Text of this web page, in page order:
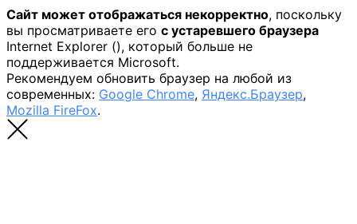
Сайт может отображаться некорректно, поскольку
вы просматриваете его с устаревшего браузера
Internet Explorer (), который больше не
поддерживается Microsoft.
Рекомендуем обновить браузер на любой из
современных: Google Chrome, Яндекс.Браузер,
Mozilla FireFox.